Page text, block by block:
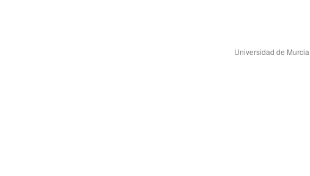
Universidad de